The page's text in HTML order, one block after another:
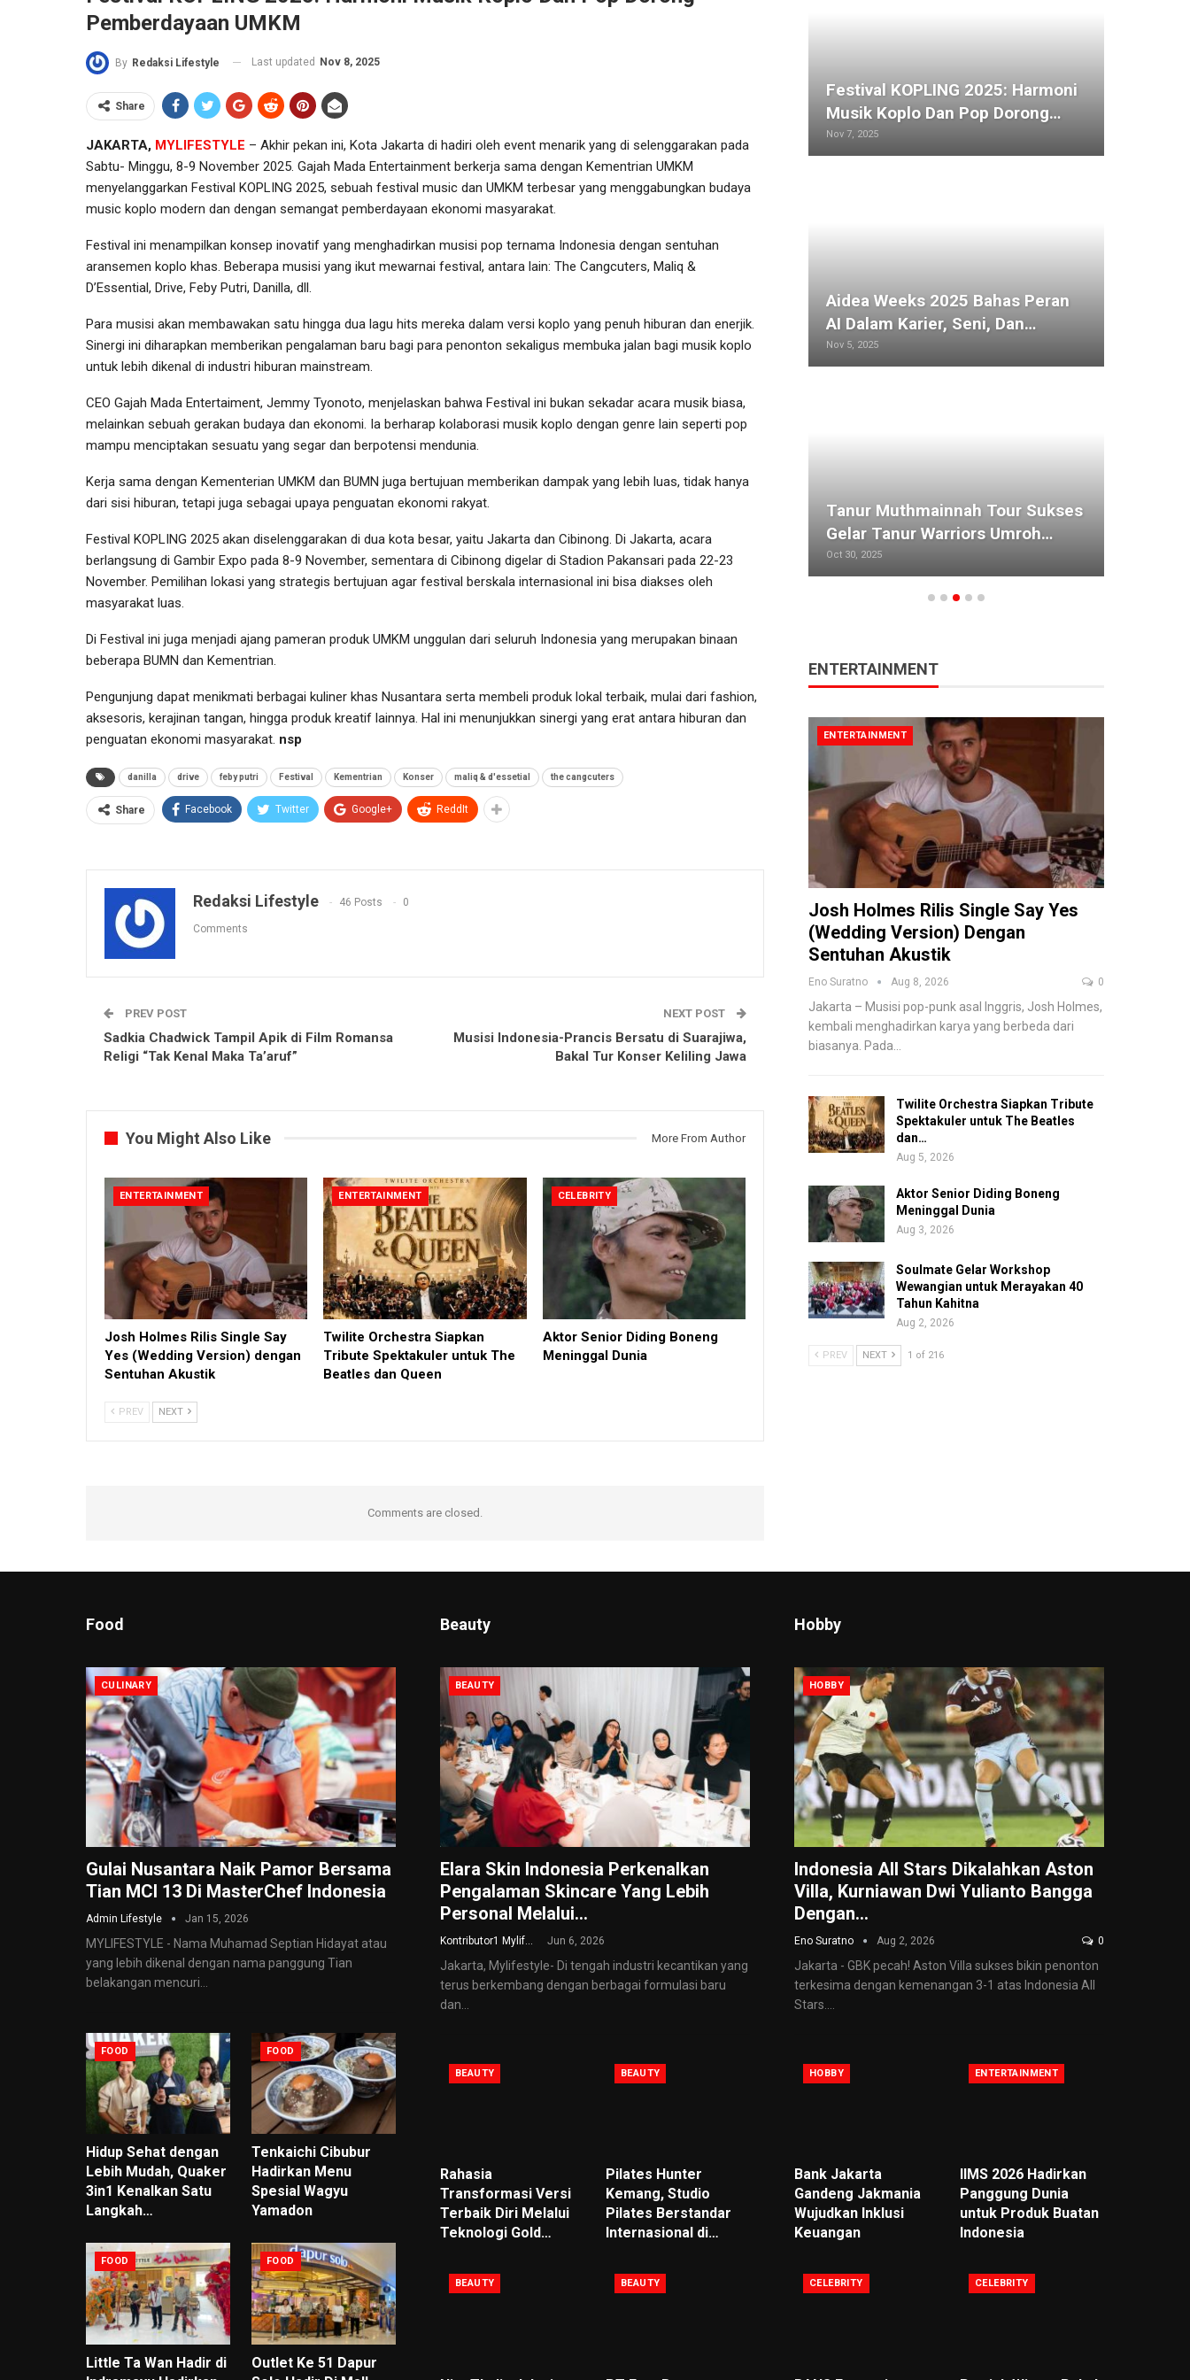
Pemberdayaan UMKM
By Redaksi Lifestyle Last updated Nov 8, 2025
Share
JAKARTA, MYLIFESTYLE – Akhir pekan ini, Kota Jakarta di hadiri oleh event menarik yang di selenggarakan pada
Sabtu- Minggu, 8-9 November 2025. Gajah Mada Entertainment berkerja sama dengan Kementrian UMKM
menyelanggarkan Festival KOPLING 2025, sebuah festival music dan UMKM terbesar yang menggabungkan budaya
music koplo modern dan dengan semangat pemberdayaan ekonomi masyarakat.
Festival ini menampilkan konsep inovatif yang menghadirkan musisi pop ternama Indonesia dengan sentuhan
aransemen koplo khas. Beberapa musisi yang ikut mewarnai festival, antara lain: The Cangcuters, Maliq &
D’Essential, Drive, Feby Putri, Danilla, dll.
Para musisi akan membawakan satu hingga dua lagu hits mereka dalam versi koplo yang penuh hiburan dan enerjik.
Sinergi ini diharapkan memberikan pengalaman baru bagi para penonton sekaligus membuka jalan bagi musik koplo
untuk lebih dikenal di industri hiburan mainstream.
CEO Gajah Mada Entertaiment, Jemmy Tyonoto, menjelaskan bahwa Festival ini bukan sekadar acara musik biasa,
melainkan sebuah gerakan budaya dan ekonomi. Ia berharap kolaborasi musik koplo dengan genre lain seperti pop
mampu menciptakan sesuatu yang segar dan berpotensi mendunia.
Kerja sama dengan Kementerian UMKM dan BUMN juga bertujuan memberikan dampak yang lebih luas, tidak hanya
dari sisi hiburan, tetapi juga sebagai upaya penguatan ekonomi rakyat.
Festival KOPLING 2025 akan diselenggarakan di dua kota besar, yaitu Jakarta dan Cibinong. Di Jakarta, acara
berlangsung di Gambir Expo pada 8-9 November, sementara di Cibinong digelar di Stadion Pakansari pada 22-23
November. Pemilihan lokasi yang strategis bertujuan agar festival berskala internasional ini bisa diakses oleh
masyarakat luas.
Di Festival ini juga menjadi ajang pameran produk UMKM unggulan dari seluruh Indonesia yang merupakan binaan
beberapa BUMN dan Kementrian.
Pengunjung dapat menikmati berbagai kuliner khas Nusantara serta membeli produk lokal terbaik, mulai dari fashion,
aksesoris, kerajinan tangan, hingga produk kreatif lainnya. Hal ini menunjukkan sinergi yang erat antara hiburan dan
penguatan ekonomi masyarakat. nsp
danilla drive feby putri Festival Kementrian Konser maliq & d'essetial the cangcuters
Share Facebook Twitter Google+ ReddIt
Redaksi Lifestyle 46 Posts 0
Comments
PREV POST
Sadkia Chadwick Tampil Apik di Film Romansa
Religi “Tak Kenal Maka Ta’aruf”
NEXT POST
Musisi Indonesia-Prancis Bersatu di Suarajiwa,
Bakal Tur Konser Keliling Jawa
You Might Also Like More From Author
ENTERTAINMENT
Josh Holmes Rilis Single Say
Yes (Wedding Version) dengan
Sentuhan Akustik
ENTERTAINMENT
Twilite Orchestra Siapkan
Tribute Spektakuler untuk The
Beatles dan Queen
CELEBRITY
Aktor Senior Diding Boneng
Meninggal Dunia
PREV NEXT
Comments are closed.
Non-Tunai Di
17…
Dan Sejarah
Taman
Gestone Villa & Resto Di Hajat
Laut Batu Karas: Harmoni…
Indonesia Bersinar Di Global
Health Awards 2026, RS…
Apr 22, 2026
Strategi Indonesia Membendung
Arus Pasien Ke Luar Negeri…
Apr 22, 2026
Gulai Nusantara Naik Pamor
MasterChef…
Jan 15, 2026
Usai Tampil Di MasterChef…
Dec 27, 2025
Festival KOPLING 2025: Harmoni
Musik Koplo Dan Pop Dorong…
Nov 7, 2025
Aidea Weeks 2025 Bahas Peran
AI Dalam Karier, Seni, Dan…
Nov 5, 2025
Tanur Muthmainnah Tour Sukses
Gelar Tanur Warriors Umroh…
Oct 30, 2025
ENTERTAINMENT
ENTERTAINMENT
Josh Holmes Rilis Single Say Yes
(Wedding Version) Dengan
Sentuhan Akustik
Eno Suratno Aug 8, 2026 0
Jakarta – Musisi pop-punk asal Inggris, Josh Holmes,
kembali menghadirkan karya yang berbeda dari
biasanya. Pada…
Twilite Orchestra Siapkan Tribute
Spektakuler untuk The Beatles
dan…
Aug 5, 2026
Aktor Senior Diding Boneng
Meninggal Dunia
Aug 3, 2026
Soulmate Gelar Workshop
Wewangian untuk Merayakan 40
Tahun Kahitna
Aug 2, 2026
PREV NEXT 1 of 216
Food
CULINARY
Gulai Nusantara Naik Pamor Bersama
Tian MCI 13 Di MasterChef Indonesia
Admin Lifestyle Jan 15, 2026
MYLIFESTYLE - Nama Muhamad Septian Hidayat atau
yang lebih dikenal dengan nama panggung Tian
belakangan mencuri…
FOOD
Hidup Sehat dengan
Lebih Mudah, Quaker
3in1 Kenalkan Satu
Langkah…
FOOD
Tenkaichi Cibubur
Hadirkan Menu
Spesial Wagyu
Yamadon
FOOD
Little Ta Wan Hadir di
FOOD
Outlet Ke 51 Dapur
Beauty
BEAUTY
Elara Skin Indonesia Perkenalkan
Pengalaman Skincare Yang Lebih
Personal Melalui…
Kontributor1 Mylifestyle Jun 6, 2026
Jakarta, Mylifestyle- Di tengah industri kecantikan yang
terus berkembang dengan berbagai formulasi baru
dan…
BEAUTY
Rahasia
Transformasi Versi
Terbaik Diri Melalui
Teknologi Gold…
BEAUTY
Pilates Hunter
Kemang, Studio
Pilates Berstandar
Internasional di…
BEAUTY BEAUTY
Hobby
HOBBY
Indonesia All Stars Dikalahkan Aston
Villa, Kurniawan Dwi Yulianto Bangga
Dengan…
Eno Suratno Aug 2, 2026 0
Jakarta - GBK pecah! Aston Villa sukses bikin penonton
terkesima dengan kemenangan 3-1 atas Indonesia All
Stars.…
HOBBY
Bank Jakarta
Gandeng Jakmania
Wujudkan Inklusi
Keuangan
ENTERTAINMENT
IIMS 2026 Hadirkan
Panggung Dunia
untuk Produk Buatan
Indonesia
CELEBRITY CELEBRITY